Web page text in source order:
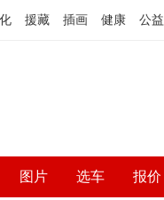
援藏 插画 健康 公益
图片 选车 报价